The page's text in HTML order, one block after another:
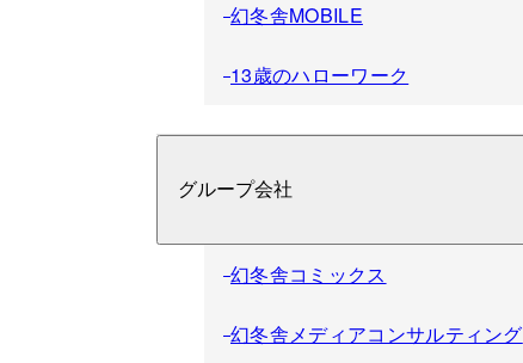
幻冬舎MOBILE
13歳のハローワーク
グループ会社
幻冬舎コミックス
幻冬舎メディアコンサルティング